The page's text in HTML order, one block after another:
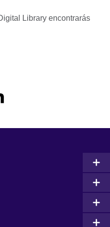
Library encontrarás